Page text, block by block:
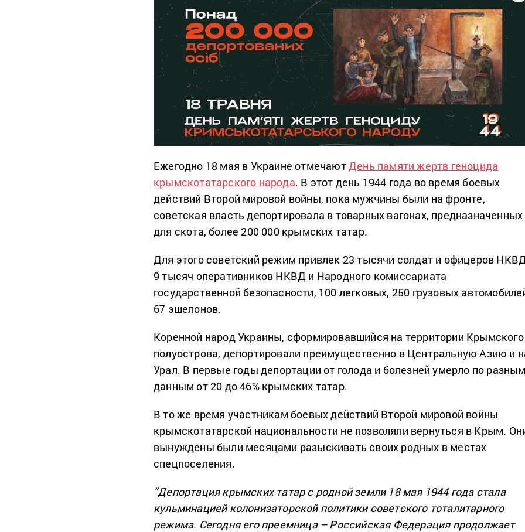
Ежегодно 18 мая в Украине отмечаютДень памяти жертв геноцида
крымскотатарского народа. В этот день 1944 года во время боевых
действий Второй мировой войны, пока мужчины были на фронте,
советская власть депортировала в товарных вагонах, предназначенных
для скота, более 200 000 крымских татар.
Для этого советский режим привлек 23 тысячи солдат и офицеров
9 тысяч оперативников НКВД и Народного комиссариата
государственной безопасности, 100 легковых, 250 грузовых
67 эшелонов.
Коренной народ Украины, сформировавшийся на территории Крымского
полуострова, депортировали преимущественно в Центральную Азию и
Урал. В первые годы депортации от голода и болезней умерло по
данным от 20 до 46% крымских татар.
В то же время участникам боевых действий Второй мировой войны
крымскотатарской национальности не позволяли вернуться в Крым.
вынуждены были месяцами разыскивать своих родных в местах
спецпоселения.
“Депортация крымских татар с родной земли 18 мая 1944 года стала
кульминацией колонизаторской политики советского тоталитарного
режима. Сегодня его преемница – Российская Федерация продолжает